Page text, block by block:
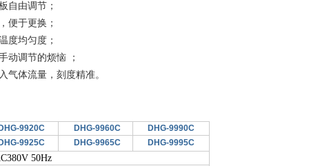
自由调节；
便于更换；
度均匀度；
手动调节的烦恼 ；
气体流量，刻度精准。
9920C DHG-9960C
DHG-9990C
9925C
DHG-9965C DHG-9995C
50Hz